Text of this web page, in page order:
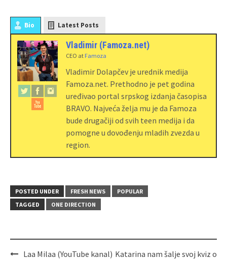
Bio Latest Posts
Vladimir (Famoza.net)
CEO at Famoza
Vladimir Dolapčev je urednik medija
Famoza.net. Prethodno je pet godina
uređivao portal srpskog izdanja časopisa
BRAVO. Najveća želja mu je da Famoza
bude drugačiji od svih teen medija i da
pomogne u dovođenju mladih zvezda u
region.
POSTED UNDER FRESH NEWS
POPULAR
TAGGED
ONE DIRECTION
Laa Milaa (YouTube kanal) Katarina nam šalje svoj kviz o